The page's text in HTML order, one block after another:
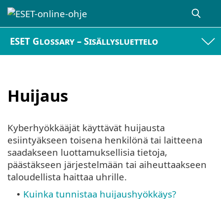
ESET Glossary – Sisällysluettelo
Huijaus
Kyberhyökkääjät käyttävät huijausta
esiintyäkseen toisena henkilönä tai laitteena
saadakseen luottamuksellisia tietoja,
päästäkseen järjestelmään tai aiheuttaakseen
taloudellista haittaa uhrille.
• Kuinka tunnistaa huijaushyökkäys?